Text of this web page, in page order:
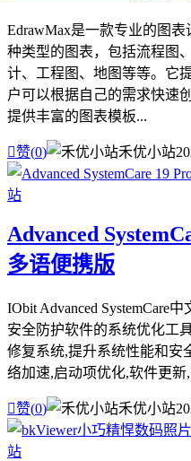
EdrawMax是一款专业的图
种类型的图表，包括流程图
计、工程图、地图等等。它
户可以根据自己的需求快速
提供丰富的图表模板...
赞(0) 禾优小站
Advanced
多语便携版
IObit Advanced SystemCare
安全防护软件的系统优化工
修复系统,提升系统性能和安
络加速,启动项优化,软件更新
赞(0) 禾优小站